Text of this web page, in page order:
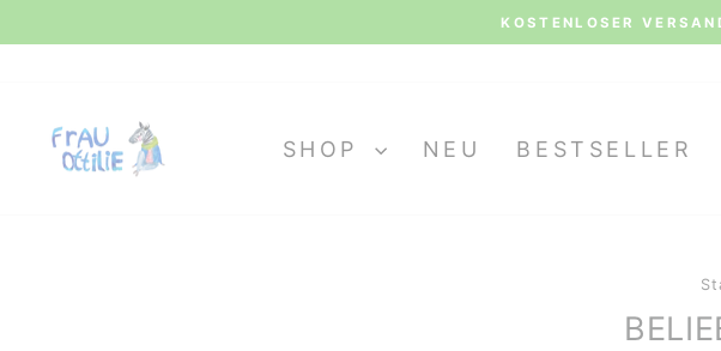
KOSTENLOSER
SHOP NEU BESTSELLER